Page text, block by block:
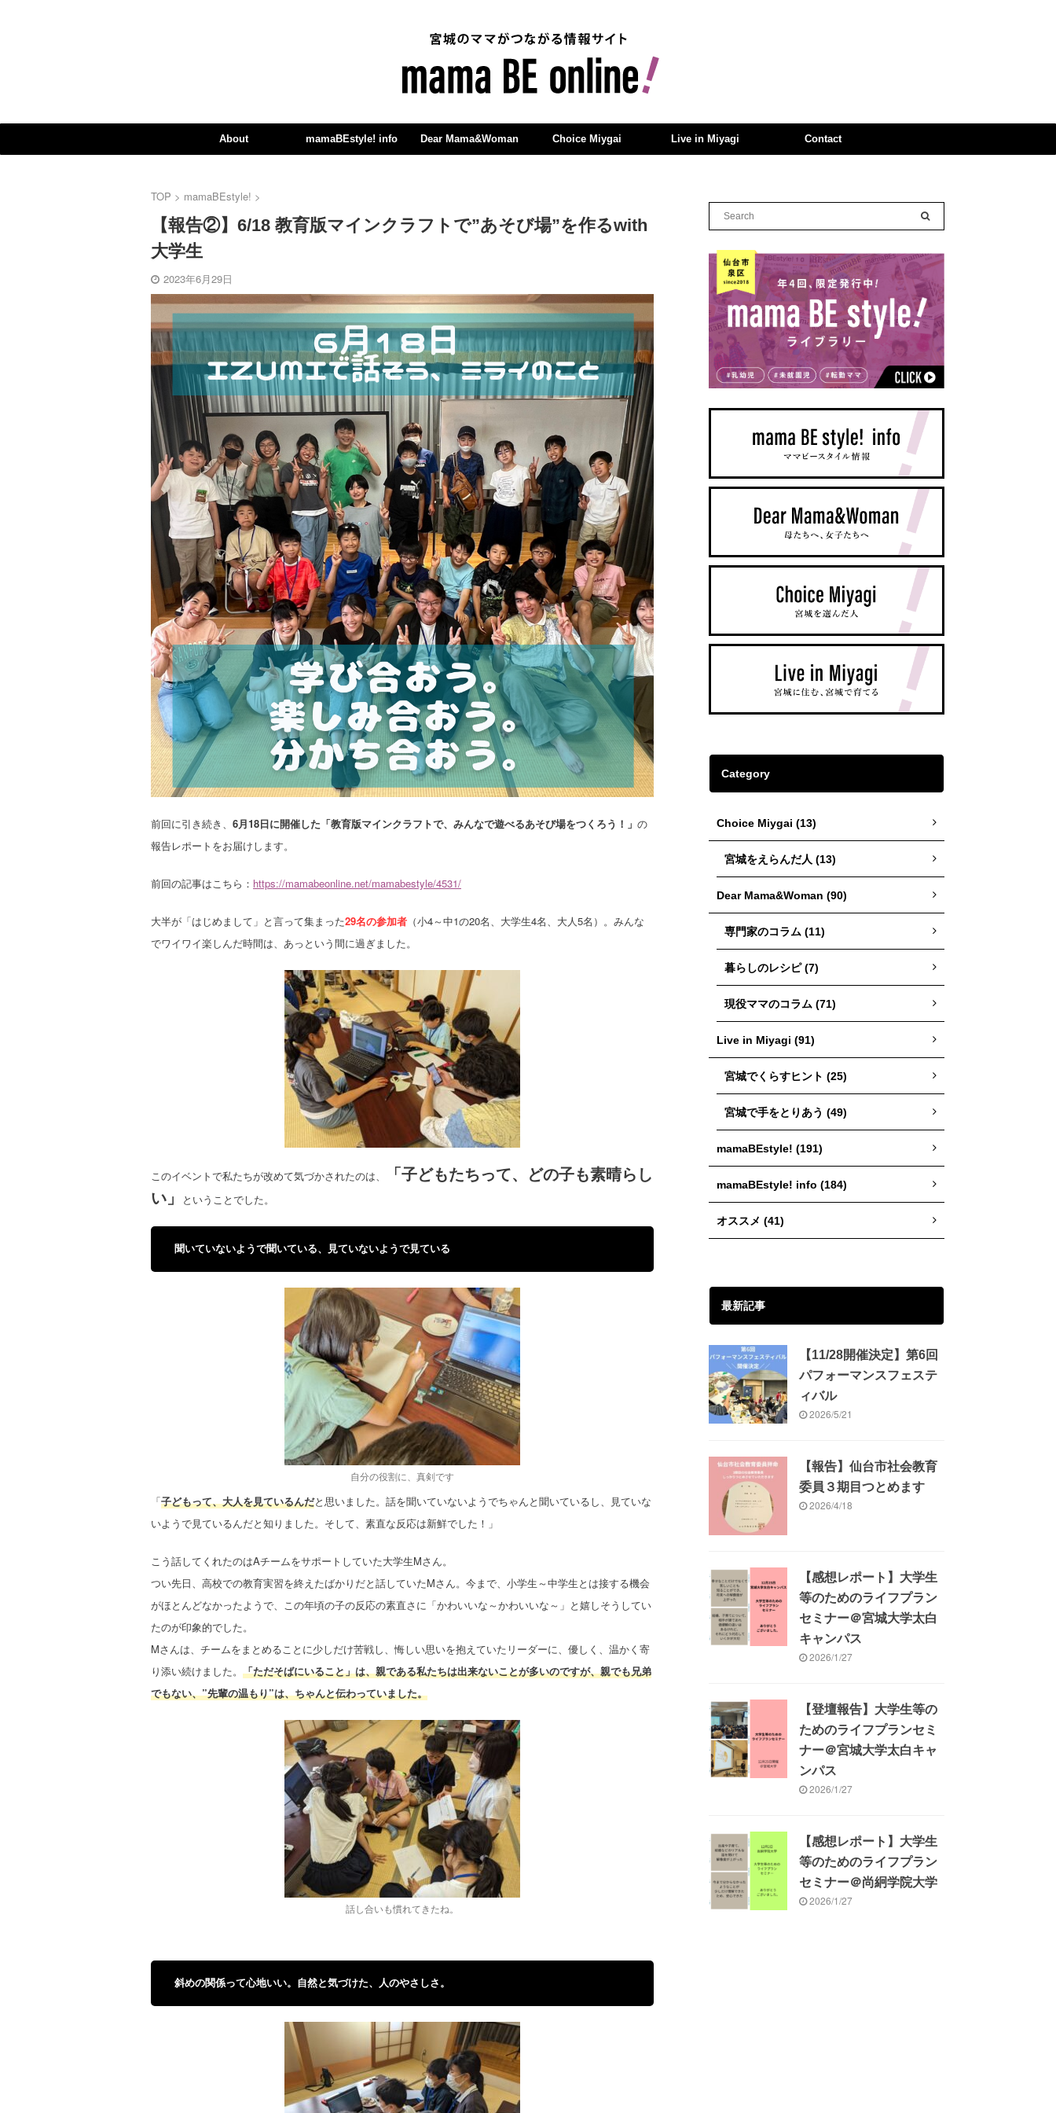
About mamaBEstyle! info Dear Mama&Woman Choice Miygai Live in Miyagi Contact
TOP > mamaBEstyle! >
【報告②】6/18 教育版マインクラフトで”あそび場”を作るwith
大学生
2023年6月29日
前回に引き続き、 6月18日に開催した「教育版マインクラフトで、みんなで遊べるあそび場をつくろう！」 の
報告レポートをお届けします。
前回の記事はこちら： https://mamabeonline.net/mamabestyle/4531/
大半が「はじめまして」と言って集まった29名の参加者 （小4～中1の20名、大学生4名、大人5名）。みんな
でワイワイ楽しんだ時間は、あっという間に過ぎました。
このイベントで私たちが改めて気づかされたのは、
「子どもたちって、どの子も素晴らし
い」
ということでした。
聞いていないようで聞いている、見ていないようで見ている
自分の役割に、真剣です
「子どもって、大人を見ているんだと思いました。話を聞いていないようでちゃんと聞いているし、見ていな
いようで見ているんだと知りました。そして、素直な反応は新鮮でした！」
こう話してくれたのはAチームをサポートしていた大学生Mさん。
つい先日、高校での教育実習を終えたばかりだと話していたMさん。今まで、小学生～中学生とは接する機会
がほとんどなかったようで、この年頃の子の反応の素直さに「かわいいな～かわいいな～」と嬉しそうしてい
たのが印象的でした。
Mさんは、チームをまとめることに少しだけ苦戦し、悔しい思いを抱えていたリーダーに、優しく、温かく寄
り添い続けました。 「ただそばにいること」は、親である私たちは出来ないことが多いのですが、親でも兄弟
でもない、”先輩の温もり”は、ちゃんと伝わっていました。
話し合いも慣れてきたね。
斜めの関係って心地いい。自然と気づけた、人のやさしさ。
Category
Choice Miygai (13)
宮城をえらんだ人 (13)
Dear Mama&Woman (90)
専門家のコラム (11)
暮らしのレシピ (7)
現役ママのコラム (71)
Live in Miyagi (91)
宮城でくらすヒント (25)
宮城で手をとりあう (49)
mamaBEstyle! (191)
mamaBEstyle! info (184)
オススメ (41)
最新記事
【11/28開催決定】第6回
パフォーマンスフェステ
ィバル
2026/5/21
【報告】仙台市社会教育
委員３期目つとめます
2026/4/18
【感想レポート】大学生
等のためのライフプラン
セミナー＠宮城大学太白
キャンパス
2026/1/27
【登壇報告】大学生等の
ためのライフプランセミ
ナー＠宮城大学太白キャ
ンパス
2026/1/27
【感想レポート】大学生
等のためのライフプラン
セミナー＠尚絅学院大学
2026/1/27